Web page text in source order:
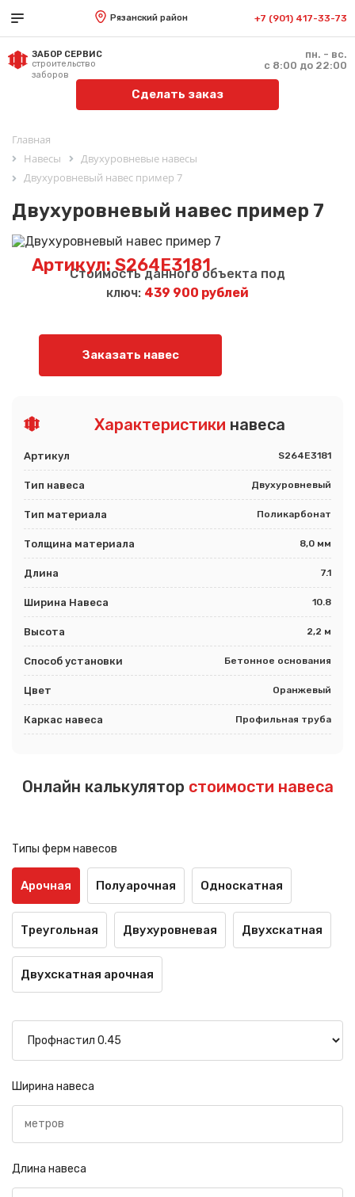
Рязанский район +7 (901) 417-33-73
ЗАБОР СЕРВИС
строительство
заборов
пн. - вс.
с 8:00 до 22:00
Сделать заказ
Главная
Навесы
Двухуровневые навесы
Двухуровневый навес пример 7
Двухуровневый навес пример 7
Артикул: S264E3181
Стоимость данного объекта под
ключ: 439 900 рублей
Заказать навес
Характеристики навеса
Артикул S264E3181
Тип навеса Двухуровневый
Тип материала Поликарбонат
Толщина материала 8,0 мм
Длина 7.1
Ширина Навеса 10.8
Высота 2,2 м
Способ установки Бетонное основания
Цвет Оранжевый
Каркас навеса Профильная труба
Онлайн калькулятор стоимости навеса
Типы ферм навесов
Арочная Полуарочная Односкатная
Треугольная Двухуровневая Двухскатная
Двухскатная арочная
Ширина навеса
Длина навеса